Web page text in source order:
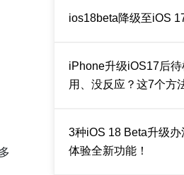
ios18beta降级至iOS
iPhone升级iOS17后
用、没反应？这7个方
3种iOS 18 Beta升级
体验全新功能！